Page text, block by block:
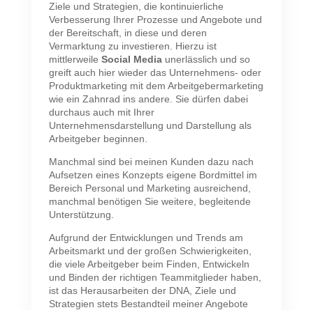
Ziele und Strategien, die kontinuierliche
Verbesserung Ihrer Prozesse und Angebote und
der Bereitschaft, in diese und deren
Vermarktung zu investieren.
Hierzu ist
mittlerweile Social Media unerlässlich und so
greift auch hier wieder das Unternehmens- oder
Produktmarketing mit dem Arbeitgebermarketing
wie ein Zahnrad ins andere. Sie dürfen dabei
durchaus auch mit Ihrer
Unternehmensdarstellung und Darstellung als
Arbeitgeber beginnen.
Manchmal sind bei meinen Kunden dazu nach
Aufsetzen eines Konzepts eigene Bordmittel im
Bereich Personal und Marketing ausreichend,
manchmal benötigen Sie weitere, begleitende
Unterstützung.
Aufgrund der Entwicklungen und Trends am
Arbeitsmarkt und der großen Schwierigkeiten,
die viele Arbeitgeber beim Finden, Entwickeln
und Binden der richtigen Teammitglieder haben,
ist das Herausarbeiten der DNA, Ziele und
Strategien stets Bestandteil meiner Angebote